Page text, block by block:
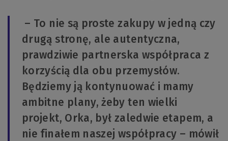
– To nie są proste zakupy w jedną czy
drugą stronę, ale autentyczna,
prawdziwie partnerska współpraca z
korzyścią dla obu przemysłów.
Będziemy ją kontynuować i mamy
ambitne plany, żeby ten wielki
projekt, Orka, był zaledwie etapem, a
nie finałem naszej współpracy – mówił